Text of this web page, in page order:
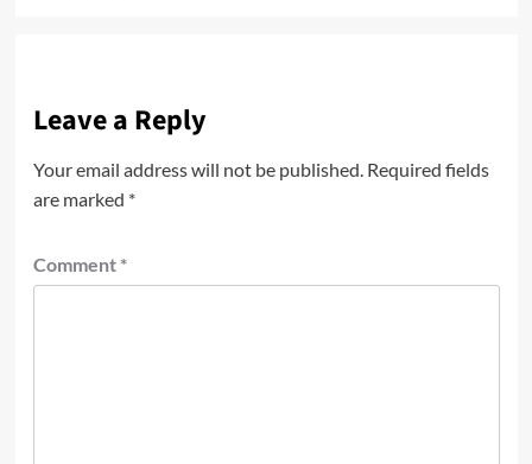
Leave a Reply
Your email address will not be published. Required fields
are marked *
Comment *